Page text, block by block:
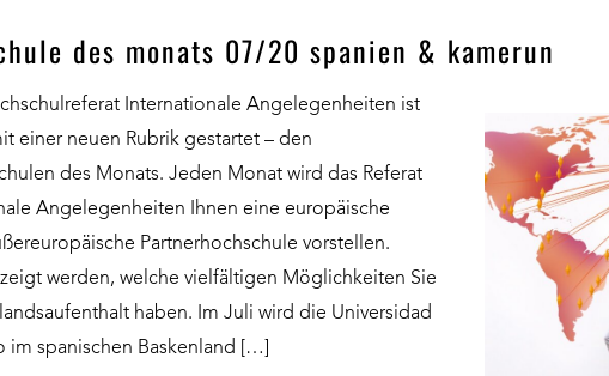
des monats 07/20 spanien & kamerun
Internationale Angelegenheiten ist
einer neuen Rubrik gestartet – den
des Monats. Jeden Monat wird das Referat
Angelegenheiten Ihnen eine europäische
Partnerhochschule vorstellen.
werden, welche vielfältigen Möglichkeiten Sie
haben. Im Juli wird die Universidad
im spanischen Baskenland […]